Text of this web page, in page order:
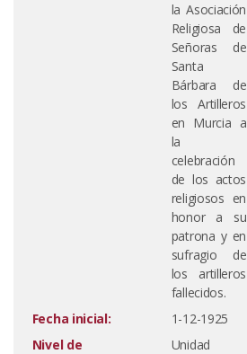
la Asociación
Religiosa de
Señoras de
Santa
Bárbara de
los Artilleros
en Murcia a
la
celebración
de los actos
religiosos en
honor a su
patrona y en
sufragio de
los artilleros
fallecidos.
Fecha inicial:
1-12-1925
Nivel de
Unidad